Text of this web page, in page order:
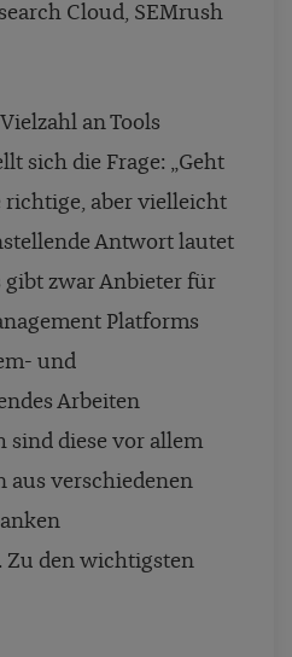
Cloud, SEMrush
an Tools
sich die Frage: „Geht
richtige, aber vielleicht
Antwort lautet
gibt zwar Anbieter für
Platforms
und
Arbeiten
sind diese vor allem
aus verschiedenen
Zu den wichtigsten